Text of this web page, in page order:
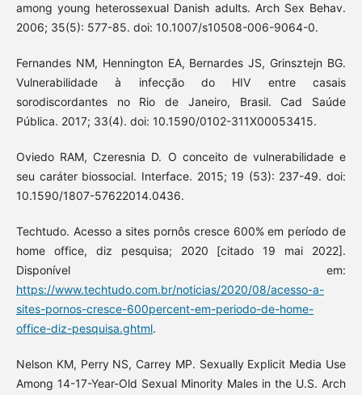
among young heterossexual Danish adults. Arch Sex Behav.
2006; 35(5): 577-85. doi: 10.1007/s10508-006-9064-0.
Fernandes NM, Hennington EA, Bernardes JS, Grinsztejn BG.
Vulnerabilidade à infecção do HIV entre casais
sorodiscordantes no Rio de Janeiro, Brasil. Cad Saúde
Pública. 2017; 33(4). doi: 10.1590/0102-311X00053415.
Oviedo RAM, Czeresnia D. O conceito de vulnerabilidade e
seu caráter biossocial. Interface. 2015; 19 (53): 237-49. doi:
10.1590/1807-57622014.0436.
Techtudo. Acesso a sites pornôs cresce 600% em período de
home office, diz pesquisa; 2020 [citado 19 mai 2022].
Disponível em:
https://www.techtudo.com.br/noticias/2020/08/acesso-a-
sites-pornos-cresce-600percent-em-periodo-de-home-
office-diz-pesquisa.ghtml.
Nelson KM, Perry NS, Carrey MP. Sexually Explicit Media Use
Among 14-17-Year-Old Sexual Minority Males in the U.S. Arch